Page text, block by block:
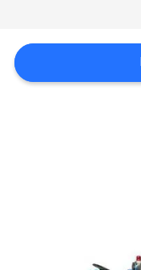
NOUS
CONTACTER